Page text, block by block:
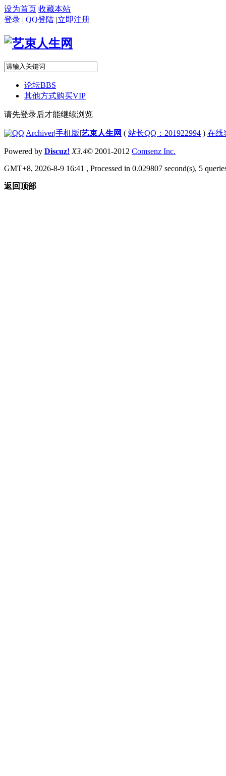
设为首页 收藏本站
登录 | QQ登陆 |立即注册
论坛BBS
其他方式购买VIP
请先登录后才能继续浏览
|Archiver|手机版|艺束人生网 ( 站长QQ：201922994 ) 在线
Powered by Discuz! X3.4© 2001-2012 Comsenz Inc.
GMT+8, 2026-8-9 16:41 , Processed in 0.029807 second(s), 5
返回顶部